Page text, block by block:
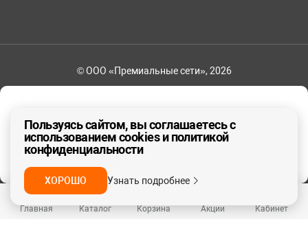
Главная Каталог Корзина Акции Кабинет
ДА, ВЕРНО
© ООО «Премиальные сети», 2026
Пользуясь сайтом, вы соглашаетесь с
использованием cookies и политикой
конфиденциальности
ХОРОШО Узнать подробнее